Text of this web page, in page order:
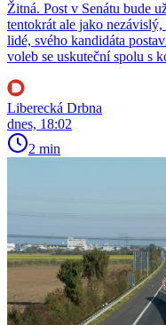
Žitná. Post v Senátu bude
tentokrát ale jako
lidé, svého kandidáta
voleb se uskuteční spolu s
Liberecká Drbna
dnes, 18:02
2 min